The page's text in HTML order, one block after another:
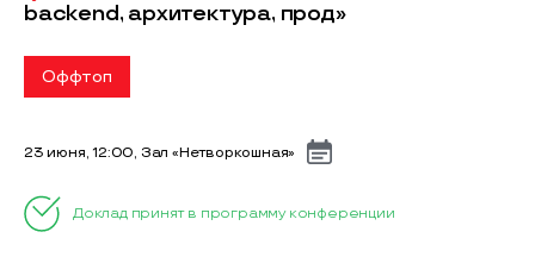
backend, архитектура, прод»
Оффтоп
23 июня, 12:00, Зал «Нетворкошная»
Доклад принят в программу конференции